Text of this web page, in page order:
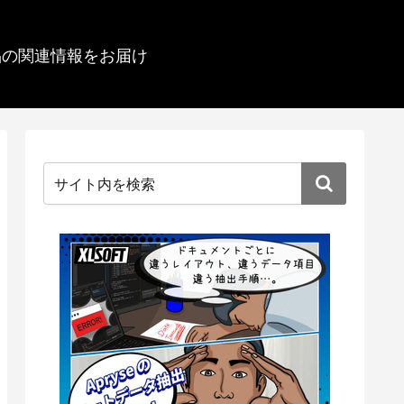
関連情報をお届け